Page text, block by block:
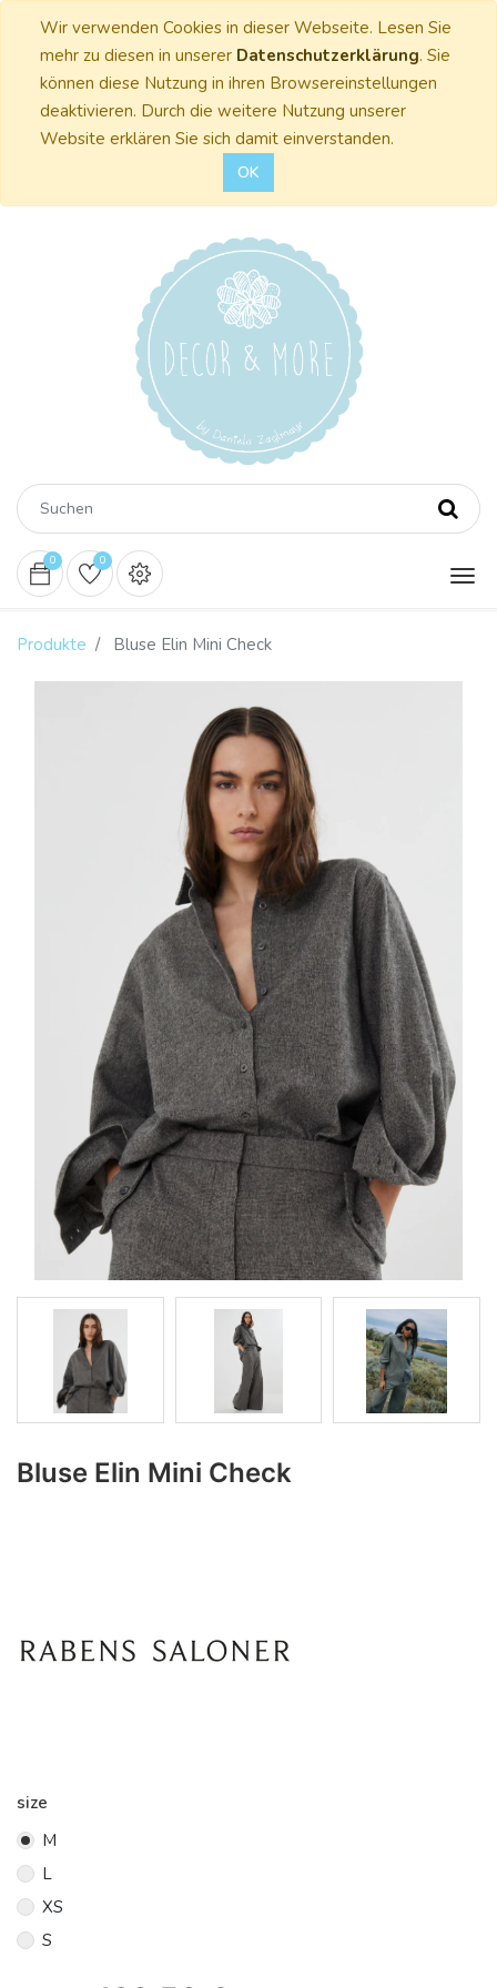
Wir verwenden Cookies in dieser Webseite. Lesen Sie
mehr zu diesen in unserer Datenschutzerklärung. Sie
können diese Nutzung in ihren Browsereinstellungen
deaktivieren. Durch die weitere Nutzung unserer
Website erklären Sie sich damit einverstanden.
OK
0 0
Produkte Bluse Elin Mini Check
Bluse Elin Mini Check
size
M
L
XS
S